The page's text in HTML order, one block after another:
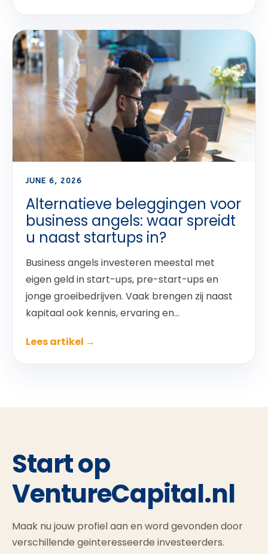
JUNE 6, 2026
Alternatieve beleggingen voor
business angels: waar spreidt
u naast startups in?
Business angels investeren meestal met
eigen geld in start-ups, pre-start-ups en
jonge groeibedrijven. Vaak brengen zij naast
kapitaal ook kennis, ervaring en...
Lees artikel →
Start op
VentureCapital.nl
Maak nu jouw profiel aan en word gevonden door
verschillende geinteresseerde investeerders.